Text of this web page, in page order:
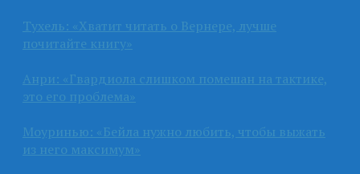
Тухель: «Хватит читать о Вернере, лучше
почитайте книгу»
Анри: «Гвардиола слишком помешан на тактике,
это его проблема»
Моуринью: «Бейла нужно любить, чтобы выжать
из него максимум»